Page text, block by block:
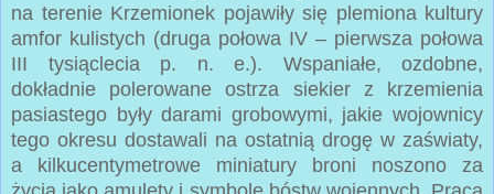
na terenie Krzemionek pojawiły się plemiona kultury
amfor kulistych (druga połowa IV – pierwsza połowa
III tysiąclecia p. n. e.). Wspaniałe, ozdobne,
dokładnie polerowane ostrza siekier z krzemienia
pasiastego były darami grobowymi, jakie wojownicy
tego okresu dostawali na ostatnią drogę w zaświaty,
a kilkucentymetrowe miniatury broni noszono za